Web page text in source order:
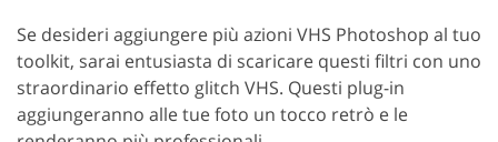
Se desideri aggiungere più azioni VHS Photoshop al tuo
toolkit, sarai entusiasta di scaricare questi filtri con uno
straordinario effetto glitch VHS. Questi plug-in
aggiungeranno alle tue foto un tocco retrò e le